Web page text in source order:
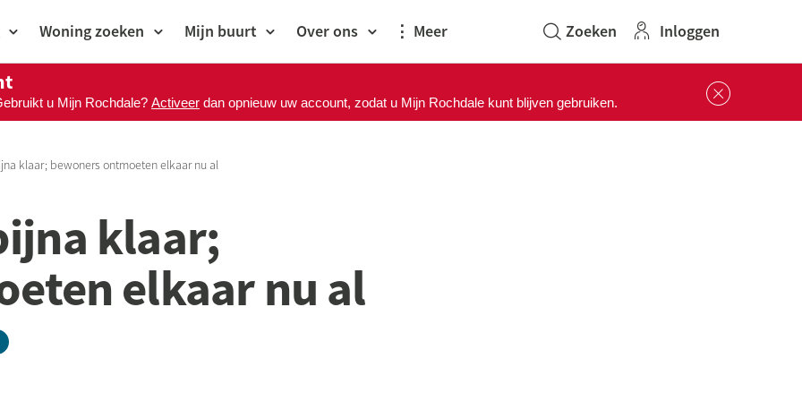
Woning zoeken Mijn buurt Over ons Meer Inloggen
u Mijn Rochdale? Activeer dan opnieuw uw account, zodat u Mijn Rochdale kunt blijven gebruiken.
klaar; bewoners ontmoeten elkaar nu al
klaar;
elkaar nu al